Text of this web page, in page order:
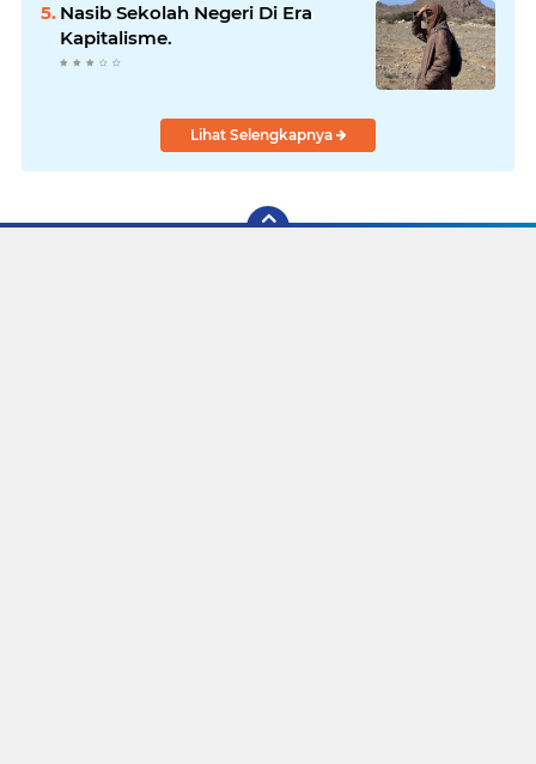
Nasib Sekolah Negeri Di Era
Kapitalisme.
Lihat Selengkapnya